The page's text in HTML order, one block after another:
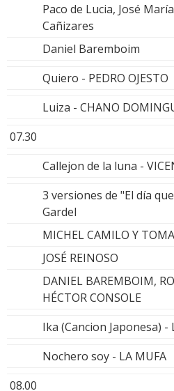
Paco de Lucia, José
Cañizares
Daniel Baremboim
Quiero - PEDRO OJESTO
Luiza - CHANO
07.30
Callejon de la luna -
3 versiones de "El día
Gardel
MICHEL CAMILO Y
JOSÉ REINOSO
DANIEL BAREMBOIM,
HÉCTOR CONSOLE
Ika (Cancion Japonesa) -
Nochero soy - LA MUFA
08.00